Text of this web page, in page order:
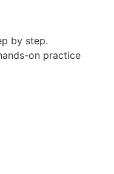
by step.
on practice